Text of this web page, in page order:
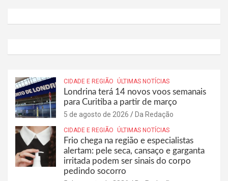
CIDADE E REGIÃO ÚLTIMAS NOTÍCIAS
Londrina terá 14 novos voos semanais
para Curitiba a partir de março
5 de agosto de 2026 Da Redação
CIDADE E REGIÃO ÚLTIMAS NOTÍCIAS
Frio chega na região e especialistas
alertam: pele seca, cansaço e garganta
irritada podem ser sinais do corpo
pedindo socorro